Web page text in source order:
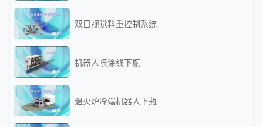
双目视觉料重控制系统
机器人喷涂线下瓶
退火炉冷端机器人下瓶